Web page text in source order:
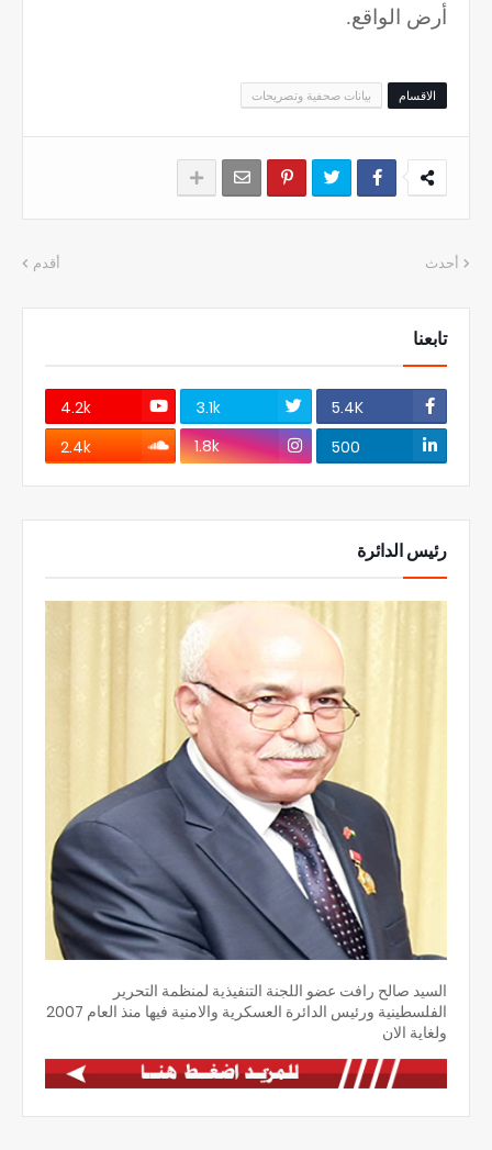
أرض الواقع.
الاقسام بيانات صحفية وتصريحات
أحدث أقدم
تابعنا
5.4K
3.1k
4.2k
500
1.8k
2.4k
رئيس الدائرة
السيد صالح رافت عضو اللجنة التنفيذية لمنظمة التحرير
الفلسطينية ورئيس الدائرة العسكرية والامنية فيها منذ العام 2007
ولغاية الان